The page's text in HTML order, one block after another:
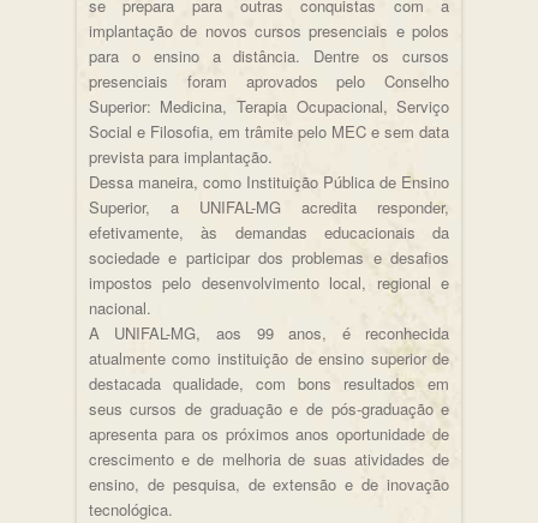
se prepara para outras conquistas com a
implantação de novos cursos presenciais e polos
para o ensino a distância. Dentre os cursos
presenciais foram aprovados pelo Conselho
Superior: Medicina, Terapia Ocupacional, Serviço
Social e Filosofia, em trâmite pelo MEC e sem data
prevista para implantação.
Dessa maneira, como Instituição Pública de Ensino
Superior, a UNIFAL-MG acredita responder,
efetivamente, às demandas educacionais da
sociedade e participar dos problemas e desafios
impostos pelo desenvolvimento local, regional e
nacional.
A UNIFAL-MG, aos 99 anos, é reconhecida
atualmente como instituição de ensino superior de
destacada qualidade, com bons resultados em
seus cursos de graduação e de pós-graduação e
apresenta para os próximos anos oportunidade de
crescimento e de melhoria de suas atividades de
ensino, de pesquisa, de extensão e de inovação
tecnológica.